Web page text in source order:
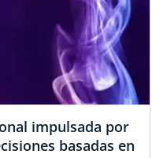
impulsada por
basadas en